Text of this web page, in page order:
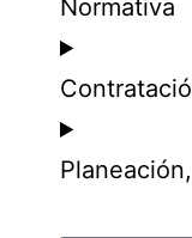
Normativa